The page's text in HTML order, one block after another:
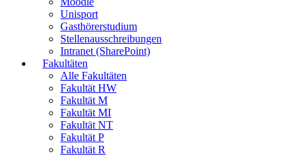
Unisport
Gasthörerstudium
Stellenausschreibungen
Intranet (SharePoint)
Fakultäten
Alle Fakultäten
Fakultät HW
Fakultät M
Fakultät MI
Fakultät NT
Fakultät P
Fakultät R